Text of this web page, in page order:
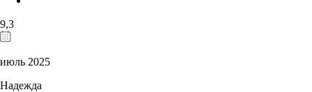
9,3
июль 2025
Надежда